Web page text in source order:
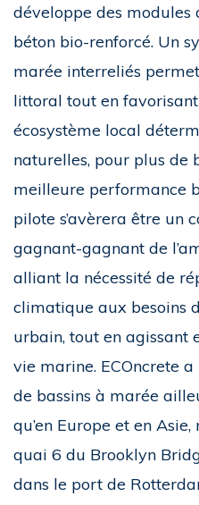
développe des modules
béton bio-renforcé. Un
marée interreliés
littoral tout en
écosystème local
naturelles, pour plus de
meilleure performance
pilote s’avèrera être un
gagnant-gagnant de
alliant la nécessité de
climatique aux besoins
urbain, tout en agissant
vie marine. ECOncrete
de bassins à marée
qu’en Europe et en
quai 6 du Brooklyn
dans le port de